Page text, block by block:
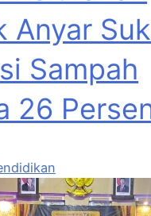
Anyar
Sampah
26